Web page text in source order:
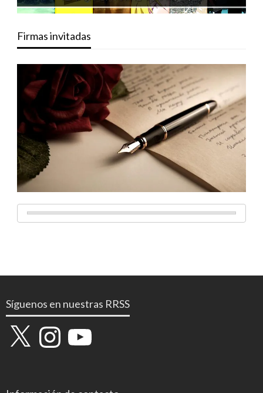
Firmas invitadas
Síguenos en nuestras RRSS
X InstagramYouTube